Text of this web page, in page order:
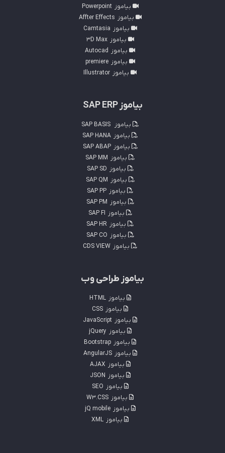
بیاموز Powerpoint
بیاموز Affter Effects
بیاموز Camtasia
بیاموز 3D Max
بیاموز Autocad
بیاموز premiere
بیاموز Illustrator
بیاموز SAP ERP
بیاموز
بیاموز SAP HANA
بیاموز SAP ABAP
بیاموز SAP MM
بیاموز SAP SD
بیاموز SAP QM
بیاموز SAP PP
بیاموز SAP PM
بیاموز SAP FI
بیاموز SAP HR
بیاموز SAP CO
بیاموز CDS VIEW
بیاموز طراحی وب
بیاموز HTML
بیاموز CSS
بیاموز JavaScript
بیاموز jQuery
بیاموز Bootstrap
بیاموز AngularJS
بیاموز AJAX
بیاموز JSON
بیاموز SEO
بیاموز W3.CSS
بیاموز jQ mobile
بیاموز XML